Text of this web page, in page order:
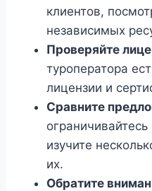
клиентов,
независимых
Проверяйте
туроператора
лицензии и
Сравните
изучите
их.
Обратите